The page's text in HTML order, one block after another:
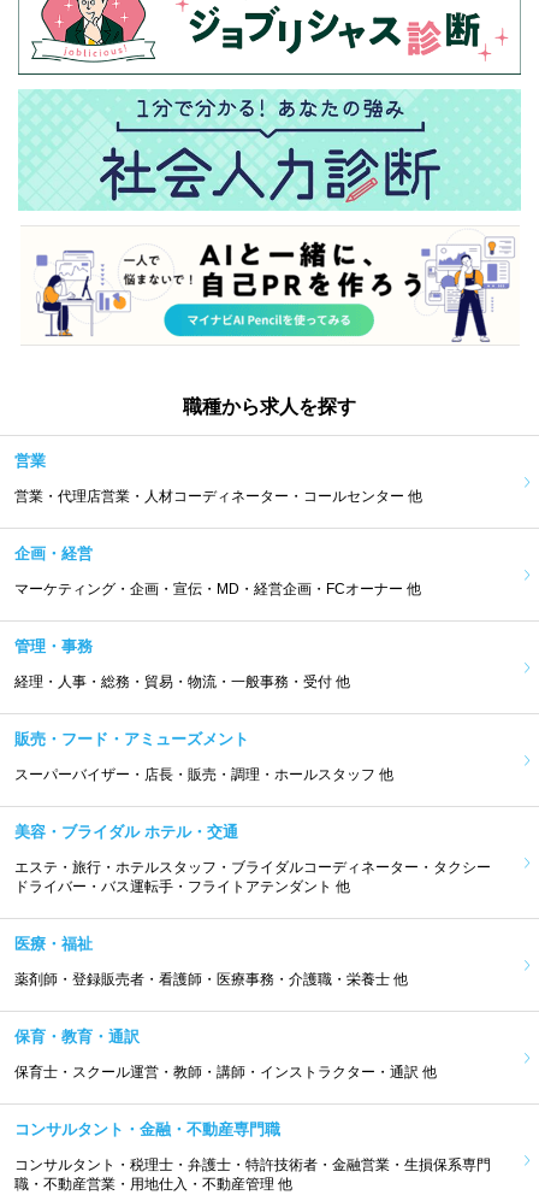
職種から求人を探す
営業
営業・代理店営業・人材コーディネーター・コールセンター 他
企画・経営
マーケティング・企画・宣伝・MD・経営企画・FCオーナー 他
管理・事務
経理・人事・総務・貿易・物流・一般事務・受付 他
販売・フード・アミューズメント
スーパーバイザー・店長・販売・調理・ホールスタッフ 他
美容・ブライダル ホテル・交通
エステ・旅行・ホテルスタッフ・ブライダルコーディネーター・タクシー
ドライバー・バス運転手・フライトアテンダント 他
医療・福祉
薬剤師・登録販売者・看護師・医療事務・介護職・栄養士 他
保育・教育・通訳
保育士・スクール運営・教師・講師・インストラクター・通訳 他
コンサルタント・金融・不動産専門職
コンサルタント・税理士・弁護士・特許技術者・金融営業・生損保系専門
職・不動産営業・用地仕入・不動産管理 他